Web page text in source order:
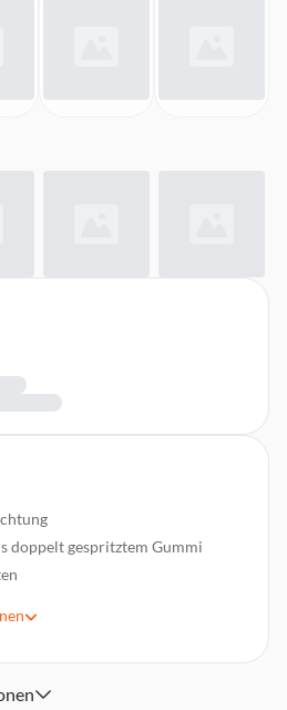
doppelt gespritztem Gummi